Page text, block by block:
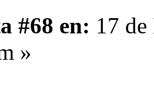
#68 en: 17
»